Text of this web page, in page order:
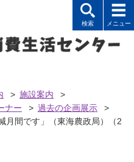
> 施設案内
>
ナー
> 過去の企画展示
>
月間です」（東海農政局）（2